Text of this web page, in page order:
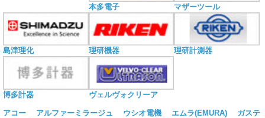
本多電子 マザーツール
島津理化 理研機器 理研計測器
博多計器 ヴェルヴォクリーア
アコー アルファーミラージュ ウシオ電機 エムラ(EMURA)
ガステ